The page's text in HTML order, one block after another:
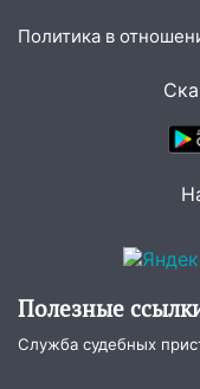
В
баскетбола!
оставил в
Ульяновска
Чемпионате
16:02 В
более 28%
зернобобовых
Политика в
Полезные
Служба судебных